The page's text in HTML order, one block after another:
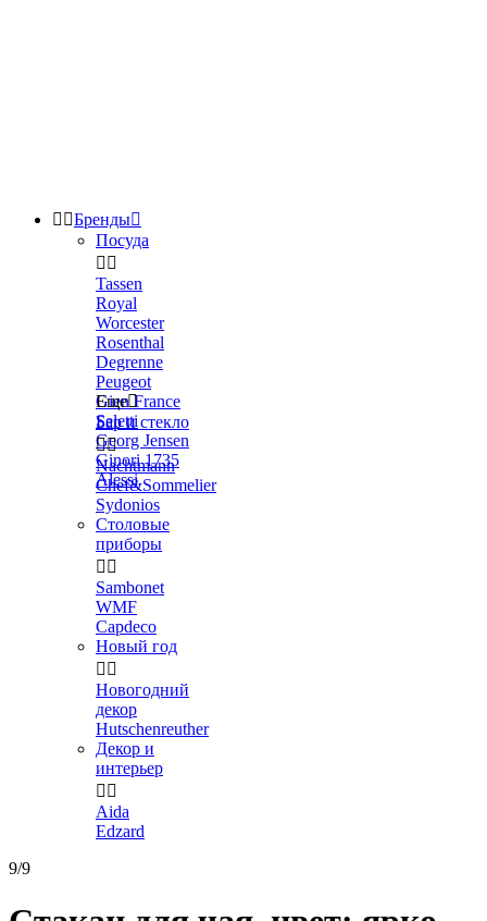
 Бренды
Посуда
 
Tassen
Royal
Worcester
Rosenthal
Degrenne
Peugeot
Gien France
Seletti
Georg Jensen
Ginori 1735
Alessi
Еще
Бар и стекло

Nachtmann
Chef&Sommelier
Sydonios
Столовые
приборы
 
Sambonet
WMF
Capdeco
Новый год
 
Новогодний
декор
Hutschenreuther
Декор и
интерьер
 
Aida
Edzard
9/9